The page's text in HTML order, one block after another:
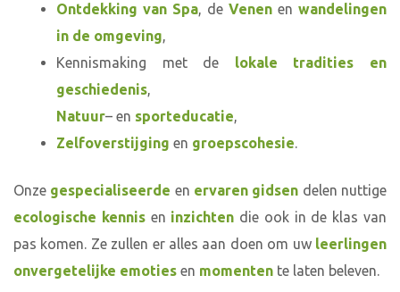
Ontdekking van Spa, de Venen en wandelingen
in de omgeving,
Kennismaking met de lokale tradities en
geschiedenis,
Natuur– en sporteducatie,
Zelfoverstijging en groepscohesie.
Onze gespecialiseerde en ervaren gidsen delen nuttige
ecologische kennisen inzichten die ook in de klas van
pas komen. Ze zullen er alles aan doen om uw leerlingen
onvergetelijke emoties en momenten te laten beleven.